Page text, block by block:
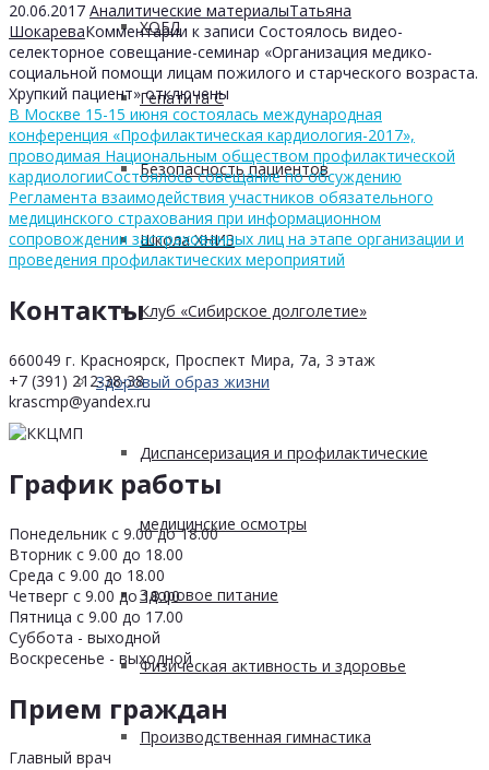
ХОБЛ
Гепатита С
Безопасность пациентов
Школа ХНИЗ
Клуб «Сибирское долголетие»
Здоровый образ жизни
Диспансеризация и профилактические
медицинские осмотры
Здоровое питание
Физическая активность и здоровье
Производственная гимнастика
20.06.2017 Аналитические материалыТатьяна
ШокареваКомментарии к записи Состоялось видео-
селекторное совещание-семинар «Организация медико-
социальной помощи лицам пожилого и старческого возраста.
Хрупкий пациент»отключены
В Москве 15-15 июня состоялась международная
конференция «Профилактическая кардиология-2017»,
проводимая Национальным обществом профилактической
кардиологииСостоялось совещание по обсуждению
Регламента взаимодействия участников обязательного
медицинского страхования при информационном
сопровождении застрахованных лиц на этапе организации и
проведения профилактических мероприятий
Контакты
660049 г. Красноярск, Проспект Мира, 7а, 3 этаж
+7 (391) 212-38-38
krascmp@yandex.ru
График работы
Понедельник с 9.00 до 18.00
Вторник с 9.00 до 18.00
Среда с 9.00 до 18.00
Четверг с 9.00 до 18.00
Пятница с 9.00 до 17.00
Суббота - выходной
Воскресенье - выходной
Прием граждан
Главный врач